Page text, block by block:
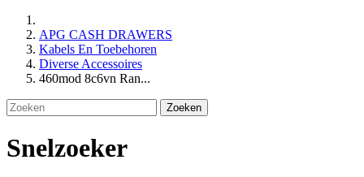
APG CASH DRAWERS
Kabels En Toebehoren
Diverse Accessoires
460mod 8c6vn Ran...
Zoeken
Snelzoeker